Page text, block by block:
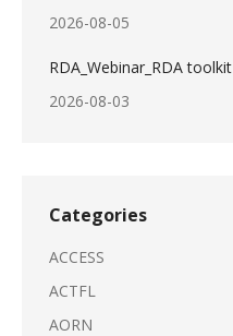
2026-08-05
RDA_Webinar_RDA
2026-08-03
Categories
ACCESS
ACTFL
AORN